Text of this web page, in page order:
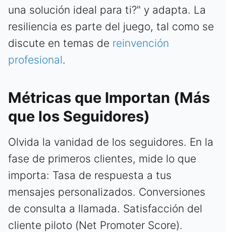
una solución ideal para ti?" y adapta. La
resiliencia es parte del juego, tal como se
discute en temas de reinvención
profesional.
Métricas que Importan (Más
que los Seguidores)
Olvida la vanidad de los seguidores. En la
fase de primeros clientes, mide lo que
importa: Tasa de respuesta a tus
mensajes personalizados. Conversiones
de consulta a llamada. Satisfacción del
cliente piloto (Net Promoter Score).